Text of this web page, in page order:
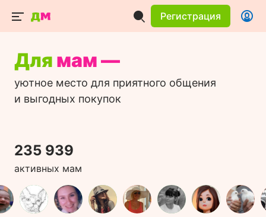
Регистрация
Для мам —
уютное место для приятного общения
и выгодных покупок
235 939
активных мам